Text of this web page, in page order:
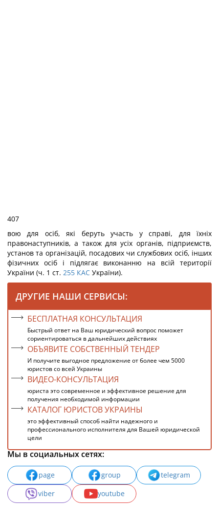
407
вою для осіб, які беруть участь у справі, для їхніх
правонаступників, а також для усіх органів, підприємств,
установ та організацій, посадових чи службових осіб, інших
фізичних осіб і підлягає виконанню на всій території
України (ч. 1 ст. 255 КАС України).
ДРУГИЕ НАШИ СЕРВИСЫ:
БЕСПЛАТНАЯ КОНСУЛЬТАЦИЯ
Быстрый ответ на Ваш юридический вопрос поможет
сориентироваться в дальнейших действиях
ОБЪЯВИТЕ СОБСТВЕННЫЙ ТЕНДЕР
И получите выгодное предложение от более чем 5000
юристов со всей Украины
ВИДЕО-КОНСУЛЬТАЦИЯ
юриста это современное и эффективное решение для
получения необходимой информации
КАТАЛОГ ЮРИСТОВ УКРАИНЫ
это эффективный способ найти надежного и
профессионального исполнителя для Вашей юридической
цели
Мы в социальных сетях:
page group
telegram
viber
youtube